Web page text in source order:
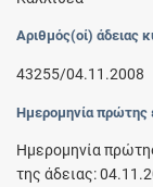
Αριθμός(οί) άδειας
43255/04.11.2008
Ημερομηνία πρώτης
Ημερομηνία
της άδειας: